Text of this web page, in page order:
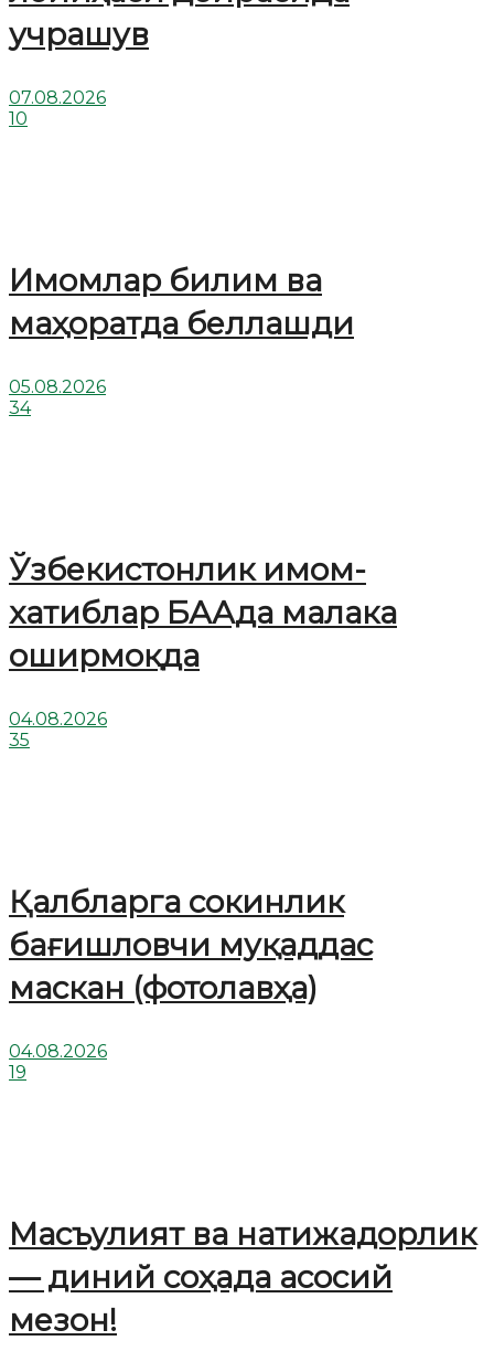
учрашув
07.08.2026
10
Имомлар билим ва
маҳоратда беллашди
05.08.2026
34
Ўзбекистонлик имом-
хатиблар БААда малака
оширмоқда
04.08.2026
35
Қалбларга сокинлик
бағишловчи муқаддас
маскан (фотолавҳа)
04.08.2026
19
Масъулият ва натижадорлик
— диний соҳада асосий
мезон!